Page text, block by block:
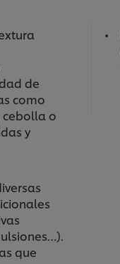
de
como
o
y
que